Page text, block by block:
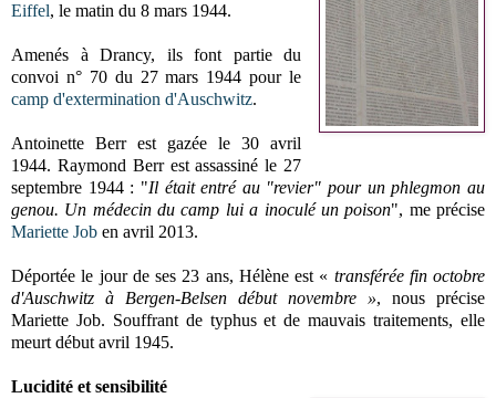
Eiffel, le matin du 8 mars 1944.
Amenés à Drancy, ils font partie du
convoi n° 70 du 27 mars 1944 pour le
camp d'extermination d'Auschwitz.
Antoinette Berr est gazée le 30 avril
1944. Raymond Berr est assassiné le 27
septembre 1944 : "Il était entré au "revier" pour un phlegmon au
genou. Un médecin du camp lui a inoculé un poison", me précise
Mariette Job en avril 2013.
Déportée le jour de ses 23 ans, Hélène est « transférée fin octobre
d'Auschwitz à Bergen-Belsen début novembre », nous précise
Mariette Job. Souffrant de typhus et de mauvais traitements, elle
meurt début avril 1945.
Lucidité et sensibilité